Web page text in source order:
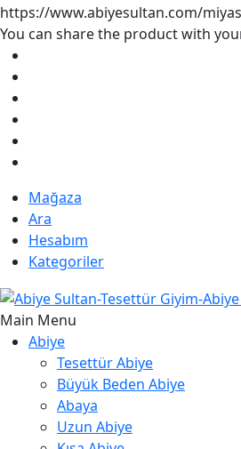
https://www.abiyesultan.com/
You can share the product with
Mağaza
Ara
Hesabım
Kategoriler
Main Menu
Abiye
Tesettür Abiye
Büyük Beden Abiye
Abaya
Uzun Abiye